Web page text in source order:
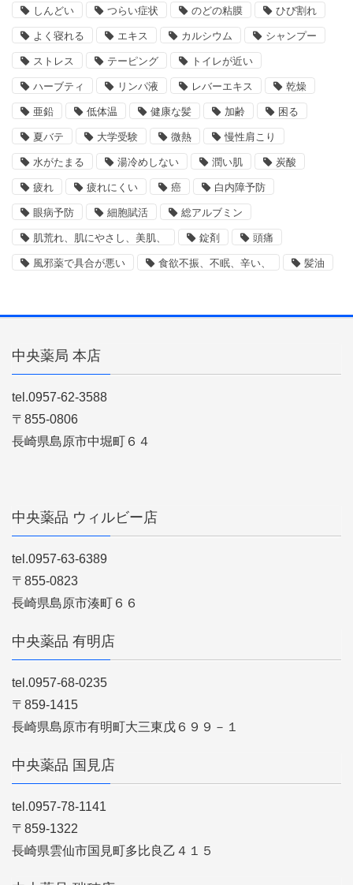
しんどい つらい症状 のどの粘膜 ひび割れ
よく寝れる エキス カルシウム シャンプー
ストレス テーピング トイレが近い
ハーブティ リンパ液 レバーエキス 乾燥
亜鉛 低体温 健康な髪 加齢 困る
夏バテ 大学受験 微熱 慢性肩こり
水がたまる 湯冷めしない 潤い肌 炭酸
疲れ 疲れにくい 癌 白内障予防
眼病予防 細胞賦活 総アルブミン
肌荒れ、肌にやさし、美肌、 錠剤 頭痛
風邪薬で具合が悪い 食欲不振、不眠、辛い、 髪油
中央薬局 本店
tel.0957-62-3588
〒855-0806
長崎県島原市中堀町６４
中央薬品 ウィルビー店
tel.0957-63-6389
〒855-0823
長崎県島原市湊町６６
中央薬品 有明店
tel.0957-68-0235
〒859-1415
長崎県島原市有明町大三東戊６９９－１
中央薬品 国見店
tel.0957-78-1141
〒859-1322
長崎県雲仙市国見町多比良乙４１５